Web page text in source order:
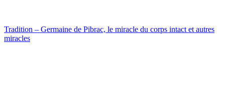
Tradition – Germaine de Pibrac, le miracle du corps intact et autres
miracles